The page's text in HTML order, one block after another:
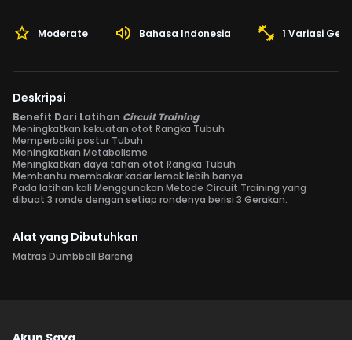
Moderate Bahasa Indonesia 1 Variasi
Deskripsi
Benefit Dari Latihan Circuit Training
Meningkatkan kekuatan otot Rangka Tubuh
Memperbaiki postur Tubuh
Meningkatkan Metabolisme
Meningkatkan daya tahan otot Rangka Tubuh
Membantu membakar kadar lemak lebih banya
Pada latihan kali Menggunakan Metode Circuit Training yang
dibuat 3 ronde dengan setiap rondenya berisi 3 Gerakan.
Alat yang Dibutuhkan
Matras Dumbbell Bareng